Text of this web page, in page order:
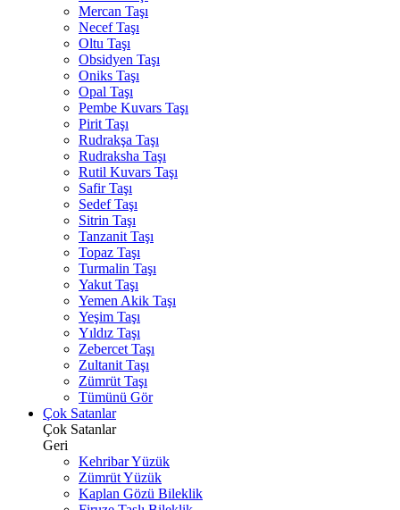
Mercan Taşı
Necef Taşı
Oltu Taşı
Obsidyen Taşı
Oniks Taşı
Opal Taşı
Pembe Kuvars Taşı
Pirit Taşı
Rudrakşa Taşı
Rudraksha Taşı
Rutil Kuvars Taşı
Safir Taşı
Sedef Taşı
Sitrin Taşı
Tanzanit Taşı
Topaz Taşı
Turmalin Taşı
Yakut Taşı
Yemen Akik Taşı
Yeşim Taşı
Yıldız Taşı
Zebercet Taşı
Zultanit Taşı
Zümrüt Taşı
Tümünü Gör
Çok Satanlar
Çok Satanlar
Geri
Kehribar Yüzük
Zümrüt Yüzük
Kaplan Gözü Bileklik